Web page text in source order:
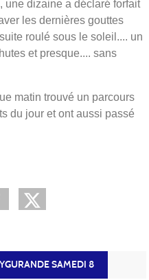
une dizaine a déclaré forfait
les dernières gouttes
roulé sous le soleil.... un
et presque.... sans
matin trouvé un parcours
du jour et ont aussi passé
SAMEDI 8